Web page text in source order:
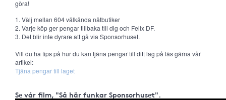
göra!
1. Välj mellan 604 välkända nätbutiker
2. Varje köp ger pengar tillbaka till dig och Felix DF.
3. Det blir inte dyrare att gå via Sponsorhuset.
Vill du ha tips på hur du kan tjäna pengar till ditt lag på läs gärna vår
artikel:
Tjäna pengar till laget
Se vår film, "Så här funkar Sponsorhuset".